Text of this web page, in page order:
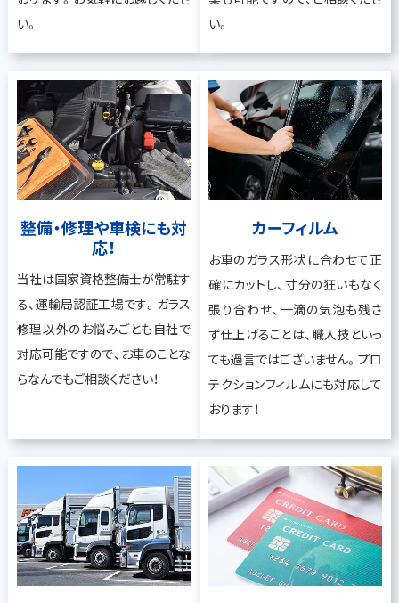
い。
い。
整備・修理や車検にも対
応！
当社は国家資格整備士が常駐す
る、運輸局認証工場です。ガラス
修理以外のお悩みごとも自社で
対応可能ですので、お車のことな
らなんでもご相談ください！
カーフィルム
お車のガラス形状に合わせて正
確にカットし、寸分の狂いもなく
張り合わせ、一滴の気泡も残さ
ず仕上げることは、職人技といっ
ても過言ではございません。プロ
テクションフィルムにも対応して
おります！